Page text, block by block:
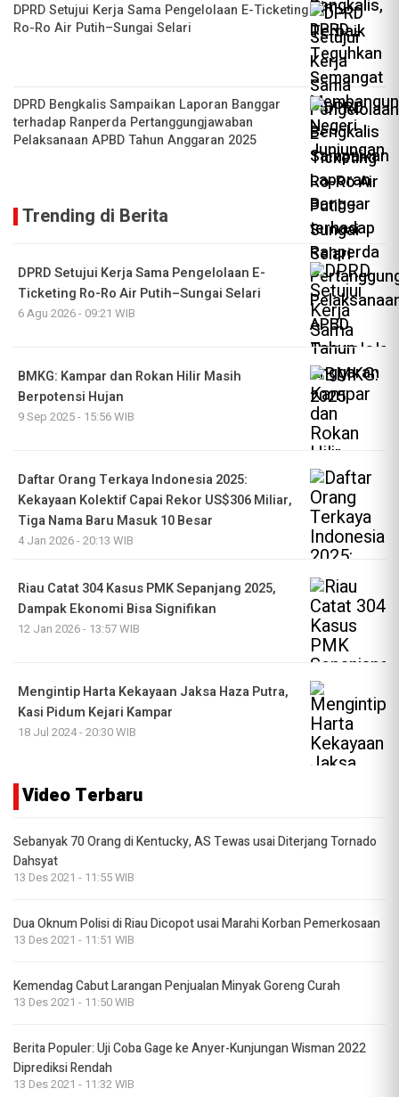
DPRD Setujui Kerja Sama Pengelolaan E-Ticketing
Ro-Ro Air Putih–Sungai Selari
DPRD Bengkalis Sampaikan Laporan Banggar
terhadap Ranperda Pertanggungjawaban
Pelaksanaan APBD Tahun Anggaran 2025
Trending di Berita
DPRD Setujui Kerja Sama Pengelolaan E-
Ticketing Ro-Ro Air Putih–Sungai Selari
6 Agu 2026 - 09:21 WIB
BMKG: Kampar dan Rokan Hilir Masih
Berpotensi Hujan
9 Sep 2025 - 15:56 WIB
Daftar Orang Terkaya Indonesia 2025:
Kekayaan Kolektif Capai Rekor US$306 Miliar,
Tiga Nama Baru Masuk 10 Besar
4 Jan 2026 - 20:13 WIB
Riau Catat 304 Kasus PMK Sepanjang 2025,
Dampak Ekonomi Bisa Signifikan
12 Jan 2026 - 13:57 WIB
Mengintip Harta Kekayaan Jaksa Haza Putra,
Kasi Pidum Kejari Kampar
18 Jul 2024 - 20:30 WIB
Video Terbaru
Sebanyak 70 Orang di Kentucky, AS Tewas usai Diterjang Tornado
Dahsyat
13 Des 2021 - 11:55 WIB
Dua Oknum Polisi di Riau Dicopot usai Marahi Korban Pemerkosaan
13 Des 2021 - 11:51 WIB
Kemendag Cabut Larangan Penjualan Minyak Goreng Curah
13 Des 2021 - 11:50 WIB
Berita Populer: Uji Coba Gage ke Anyer-Kunjungan Wisman 2022
Diprediksi Rendah
13 Des 2021 - 11:32 WIB